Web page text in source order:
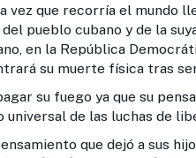
vez que recorría el mundo
pueblo cubano y de la
en la República
su muerte física tras
su fuego ya que su
de las luchas de
que dejó a sus